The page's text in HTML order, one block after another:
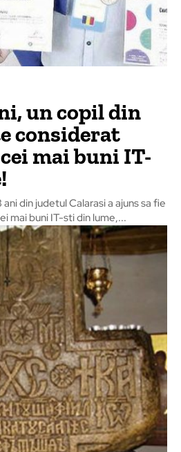
un copil din
considerat
mai buni IT-
din judetul Calarasi a ajuns sa fie
mai buni IT-sti din lume,...